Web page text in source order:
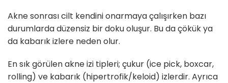
Akne sonrası cilt kendini onarmaya çalışırken bazı
durumlarda düzensiz bir doku oluşur. Bu da çökük ya
da kabarık izlere neden olur.
En sık görülen akne izi tipleri; çukur (ice pick, boxcar,
rolling) ve kabarık (hipertrofik/keloid) izlerdir. Ayrıca